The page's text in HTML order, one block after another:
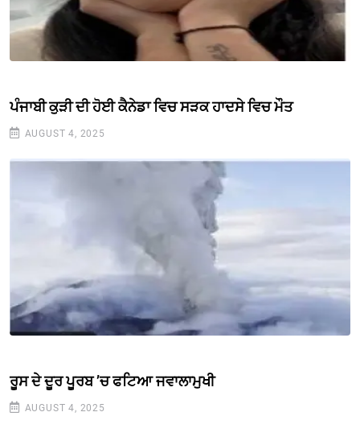
ਪੰਜਾਬੀ ਕੁੜੀ ਦੀ ਹੋਈ ਕੈਨੇਡਾ ਵਿਚ ਸੜਕ ਹਾਦਸੇ ਵਿਚ ਮੌਤ
AUGUST 4, 2025
ਰੂਸ ਦੇ ਦੂਰ ਪੂਰਬ ’ਚ ਫਟਿਆ ਜਵਾਲਾਮੁਖੀ
AUGUST 4, 2025